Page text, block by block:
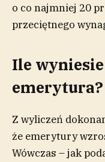
o co najmniej 20
przeciętnego
Ile
emerytura?
Z wyliczeń
że emerytury
Wówczas – jak